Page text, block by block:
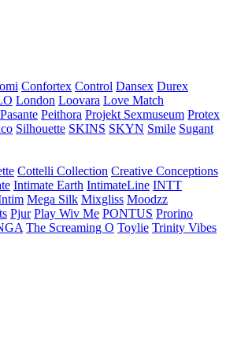
Confortex Control Dansex Durex
London Loovara Love Match
Pasante Peithora Projekt Sexmuseum Protex
Silhouette SKINS SKYN Smile Sugant
Cottelli Collection Creative Conceptions
Intimate Earth IntimateLine INTT
Mega Silk Mixgliss Moodzz
Pjur Play Wiv Me PONTUS Prorino
The Screaming O Toylie Trinity Vibes